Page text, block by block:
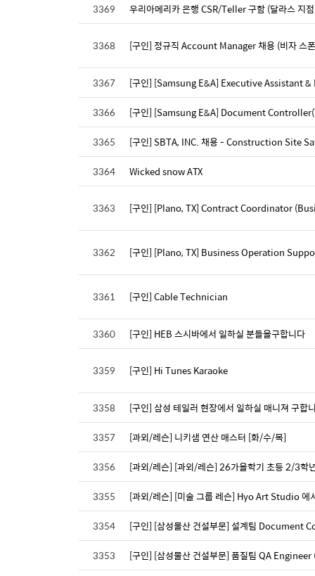
3369
우리아메리카 은행 CSR/Teller 구함 (달라스 지
3368 [구인] 정규직 Account Manager 채용 (비자 스
3367 [구인] [Samsung E&A] Executive Assistant
3366
[구인] [Samsung E&A] Document
3365
[구인] SBTA, INC. 채용 - Construction Site
3364
Wicked snow ATX
3363 [구인] [Plano, TX] Contract Coordinator
3362 [구인] [Plano, TX] Business Operation
3361 [구인] Cable Technician
3360 [구인] HEB 스시바에서 일하실 분들을구합니다
3359 [구인] Hi Tunes Karaoke
3358 [구인] 삼성 테일러 현장에서 일하실 매니져 구합
3357
[과외/레슨] 니키샘 연산 매스터 [화/수/목]
3356
[과외/레슨] [과외/레슨] 26가을학기 초등 2/3
3355
[과외/레슨] [미술 그룹 레슨] Hyo Art Studio 에
3354
[구인] [삼성물산 건설부문] 설계팀
3353
[구인] [삼성물산 건설부문] 품질팀 QA